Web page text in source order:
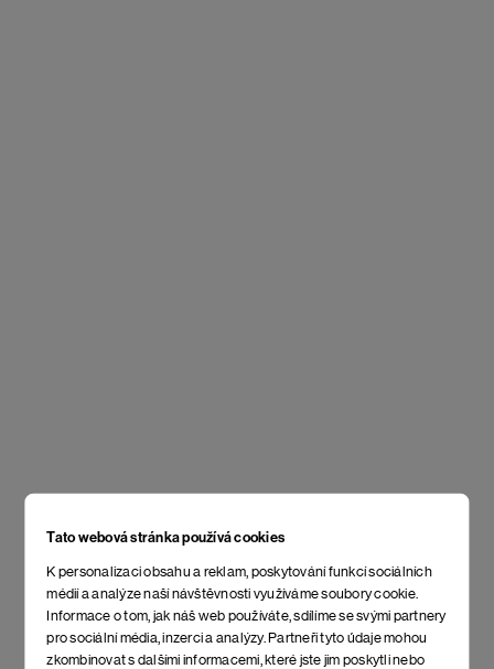
Tato webová stránka používá cookies
K personalizaci obsahu a reklam, poskytování funkcí sociálních
médií a analýze naší návštěvnosti využíváme soubory cookie.
Informace o tom, jak náš web používáte, sdílíme se svými partnery
pro sociální média, inzerci a analýzy. Partneři tyto údaje mohou
zkombinovat s dalšími informacemi, které jste jim poskytli nebo